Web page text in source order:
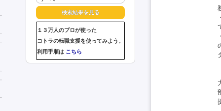
１３万人のプロが使った
コトラの転職支援を使ってみよう。
利用手順は こちら